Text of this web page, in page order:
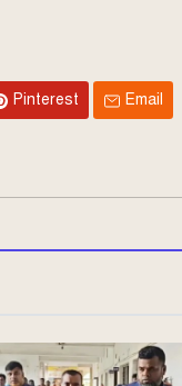
Pinterest Email